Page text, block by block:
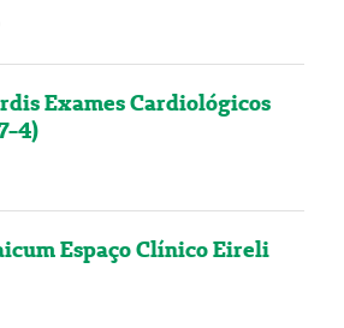
Exames Cardiológicos
4)
Espaço Clínico Eireli